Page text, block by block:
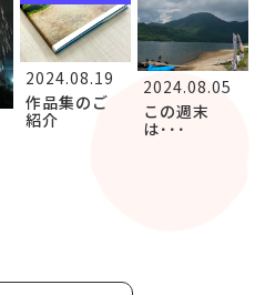
2024.08.19
作品集のご
紹介
2024.08.05
この週末
は･･･